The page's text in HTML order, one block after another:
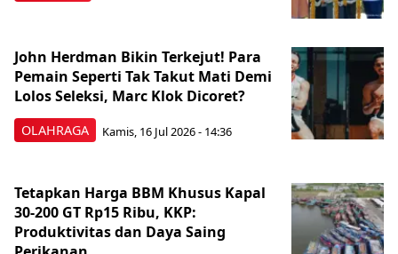
OLAHRAGA
John Herdman Bikin Terkejut! Para
Pemain Seperti Tak Takut Mati Demi
Lolos Seleksi, Marc Klok Dicoret?
Kamis, 16 Jul 2026 - 14:36
Tetapkan Harga BBM Khusus Kapal
30-200 GT Rp15 Ribu, KKP:
Produktivitas dan Daya Saing